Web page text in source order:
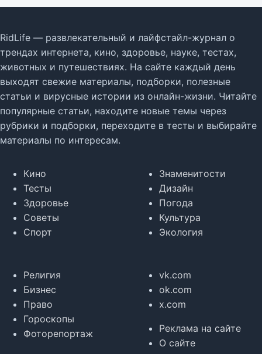
RidLife — развлекательный и лайфстайл-журнал о
трендах интернета, кино, здоровье, науке, тестах,
животных и путешествиях. На сайте каждый день
выходят свежие материалы, подборки, полезные
статьи и вирусные истории из онлайн-жизни. Читайте
популярные статьи, находите новые темы через
рубрики и подборки, переходите в тесты и выбирайте
материалы по интересам.
Кино
Тесты
Здоровье
Советы
Спорт
Знаменитости
Дизайн
Погода
Культура
Экология
Религия
Бизнес
Право
Гороскопы
Фоторепортаж
vk.com
ok.com
x.com
Реклама на сайте
О сайте